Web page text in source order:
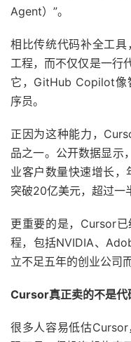
Agent）”。
相比传统代码补全工
工程，而不仅仅是一行
它，GitHub Copilot像
序员。
正因为这种能力，
品之一。公开数据显示
业客户数量快速增长
突破20亿美元，超过一
更重要的是，Cursor
程，包括NVIDIA、
立不足五年的创业公司
Cursor真正卖的不是代
很多人容易低估